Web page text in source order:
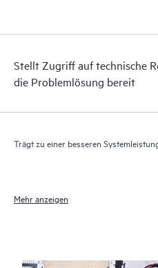
kommerziell verfügbare,
Stellt Zugriff auf technische
die Problemlösung bereit
Trägt zu einer besseren
Mehr anzeigen